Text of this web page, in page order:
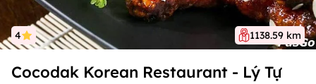
4 1138.59 km
Cocodak Korean Restaurant - Lý Tự